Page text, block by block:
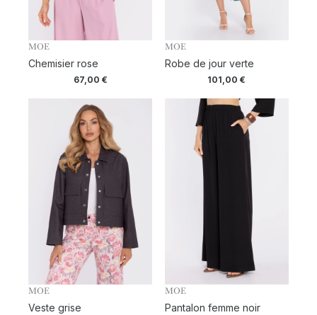
MOE
Chemisier rose
67,00 €
MOE
Robe de jour verte
101,00€
MOE
Veste grise
MOE
Pantalon femme noir